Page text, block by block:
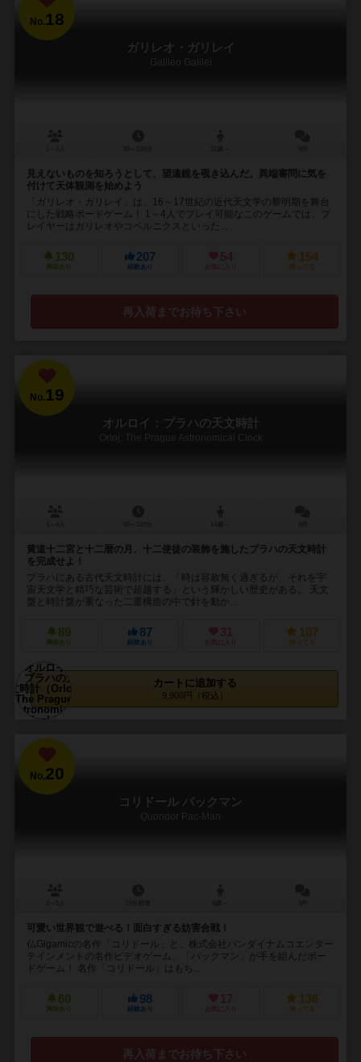
No.18
ガリレオ・ガリレイ
Galileo Galilei
見えないものを知ろうとして、望遠鏡を覗き込んだ。異端審問に気を
付けて天体観測を始めよう
「ガリレオ・ガリレイ」は、16～17世紀の近代天文学の黎明期を舞台
にした戦略ボードゲーム！ 1～4人でプレイ可能なこのゲームでは、プ
レイヤーはガリレオやコペルニクスといった...
130
興味あり
207
経験あり
54
お気に入り
154
持ってる
再入荷までお待ち下さい
No.19
オルロイ：プラハの天文時計
Orloj: The Prague Astronomical Clock
黄道十二宮と十二暦の月、十二使徒の装飾を施したプラハの天文時計
を完成せよ！
プラハにある古代天文時計には、「時は容赦無く過ぎるが、それを宇
宙天文学と精巧な芸術で超越する」という輝かしい歴史がある。 天文
盤と時計盤が重なった二重構造の中で針を動か...
89
興味あり
87
経験あり
31
お気に入り
107
持ってる
カートに追加する
9,900円（税込）
No.20
コリドール パックマン
Quoridor Pac-Man
可愛い世界観で遊べる！面白すぎる妨害合戦！
仏Gigamicの名作「コリドール」と、株式会社バンダイナムコエンター
テインメントの名作ビデオゲーム、「パックマン」が手を組んだボー
ドゲーム！ 名作「コリドール」はもち...
60
興味あり
98
経験あり
17
お気に入り
136
持ってる
再入荷までお待ち下さい